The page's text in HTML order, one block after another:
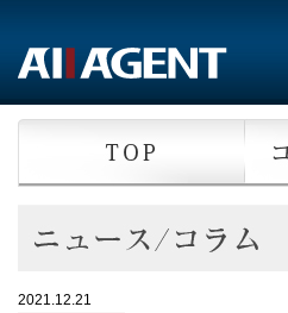
2021.12.21